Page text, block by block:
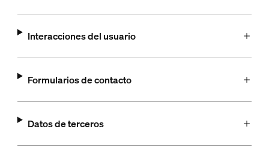
Interacciones del usuario
Formularios de contacto
Datos de terceros